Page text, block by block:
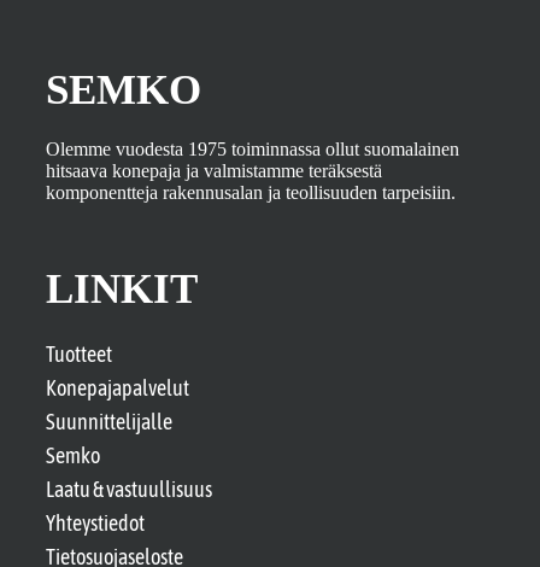
SEMKO
Olemme vuodesta 1975 toiminnassa ollut suomalainen
hitsaava konepaja ja valmistamme teräksestä
komponentteja rakennusalan ja teollisuuden tarpeisiin.
LINKIT
Tuotteet
Konepajapalvelut
Suunnittelijalle
Semko
Laatu & vastuullisuus
Yhteystiedot
Tietosuojaseloste